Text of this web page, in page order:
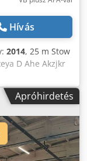
Hívás
2014, 25 m Stow
D Ahe Akzjkr
kb. 25
típus: PNB
20 000
Apróhirdetés